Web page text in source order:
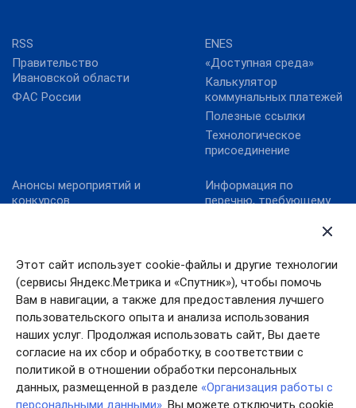
Этот сайт использует cookie-файлы и другие технологии
(сервисы Яндекс.Метрика и «Спутник»), чтобы помочь
Вам в навигации, а также для предоставления лучшего
пользовательского опыта и анализа использования
наших услуг. Продолжая использовать сайт, Вы даете
согласие на их сбор и обработку, в соответствии с
политикой в отношении обработки персональных
данных, размещенной в разделе «Организация работы с
персональными данными» . Вы можете отключить cookie
RSS
Правительство
Ивановской области
ФАС России
ENES
«Доступная среда»
Калькулятор
коммунальных платежей
Полезные ссылки
Технологическое
присоединение
Анонсы мероприятий и
конкурсов
энергосбережения и
повышения
энергоэффективности.
Новости
Информация по
перечню, требующему
Ивановской области от
13.10.2011№ 316-п
Конкурс «МедиаТЭК»